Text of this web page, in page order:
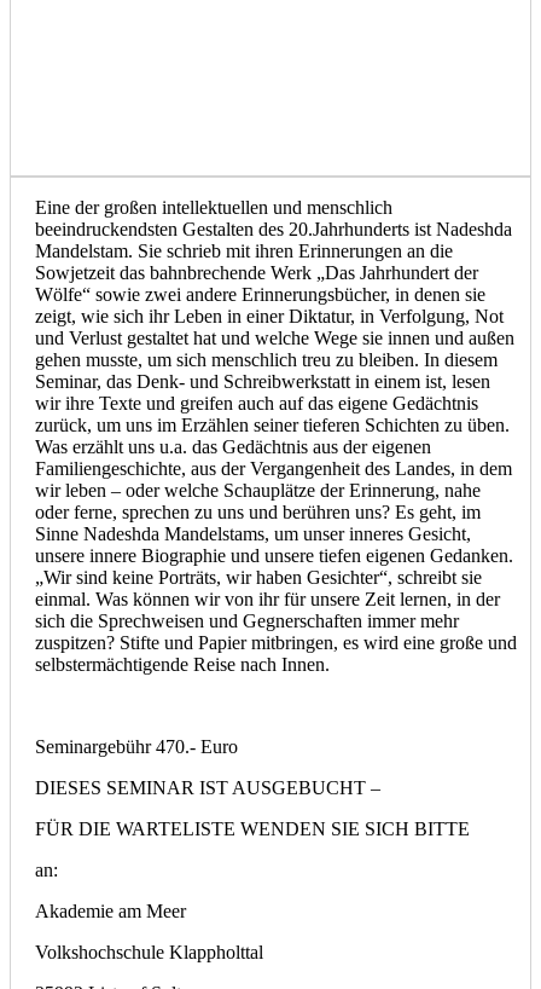
Eine der großen intellektuellen und menschlich
beeindruckendsten Gestalten des 20.Jahrhunderts ist Nadeshda
Mandelstam. Sie schrieb mit ihren Erinnerungen an die
Sowjetzeit das bahnbrechende Werk „Das Jahrhundert der
Wölfe“ sowie zwei andere Erinnerungsbücher, in denen sie
zeigt, wie sich ihr Leben in einer Diktatur, in Verfolgung, Not
und Verlust gestaltet hat und welche Wege sie innen und außen
gehen musste, um sich menschlich treu zu bleiben. In diesem
Seminar, das Denk- und Schreibwerkstatt in einem ist, lesen
wir ihre Texte und greifen auch auf das eigene Gedächtnis
zurück, um uns im Erzählen seiner tieferen Schichten zu üben.
Was erzählt uns u.a. das Gedächtnis aus der eigenen
Familiengeschichte, aus der Vergangenheit des Landes, in dem
wir leben – oder welche Schauplätze der Erinnerung, nahe
oder ferne, sprechen zu uns und berühren uns? Es geht, im
Sinne Nadeshda Mandelstams, um unser inneres Gesicht,
unsere innere Biographie und unsere tiefen eigenen Gedanken.
„Wir sind keine Porträts, wir haben Gesichter“, schreibt sie
einmal. Was können wir von ihr für unsere Zeit lernen, in der
sich die Sprechweisen und Gegnerschaften immer mehr
zuspitzen? Stifte und Papier mitbringen, es wird eine große und
selbstermächtigende Reise nach Innen.
Seminargebühr 470.- Euro
DIESES SEMINAR IST AUSGEBUCHT –
FÜR DIE WARTELISTE WENDEN SIE SICH BITTE
an:
Akademie am Meer
Volkshochschule Klappholttal